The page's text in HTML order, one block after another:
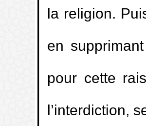
la religion.
en
pour cette
l’interdiction,